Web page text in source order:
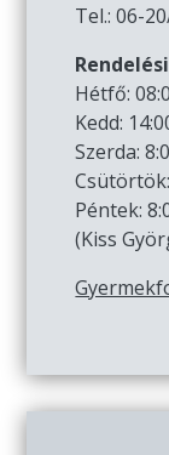
Tel.: 06-
Hétfő:
Kedd:
Szerda:
Péntek:
(Kiss